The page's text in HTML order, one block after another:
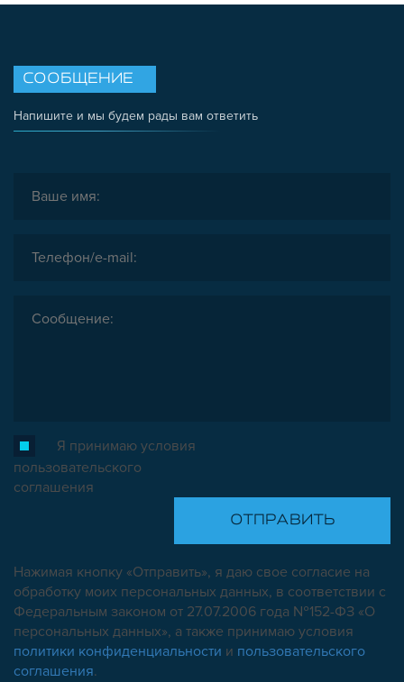
СООБЩЕНИЕ
Напишите и мы будем рады вам ответить
Я принимаю условия
пользовательского
соглашения
Нажимая кнопку «Отправить», я даю свое согласие на
обработку моих персональных данных, в соответствии с
Федеральным законом от 27.07.2006 года №152-ФЗ «О
персональных данных», а также принимаю условия
политики конфиденциальности и пользовательского
соглашения.